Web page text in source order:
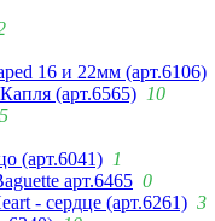
16 и 22мм (арт.6106)
(арт.6565) 10
(арт.6041) 1
арт.6465 0
- сердце (арт.6261) 3